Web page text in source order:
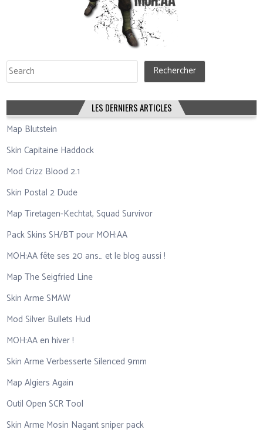
Rechercher Rechercher
LES DERNIERS ARTICLES
Map Blutstein
Skin Capitaine Haddock
Mod Crizz Blood 2.1
Skin Postal 2 Dude
Map Tiretagen-Kechtat, Squad Survivor
Pack Skins SH/BT pour MOH:AA
MOH:AA fête ses 20 ans… et le blog aussi !
Map The Seigfried Line
Skin Arme SMAW
Mod Silver Bullets Hud
MOH:AA en hiver !
Skin Arme Verbesserte Silenced 9mm
Map Algiers Again
Outil Open SCR Tool
Skin Arme Mosin Nagant sniper pack